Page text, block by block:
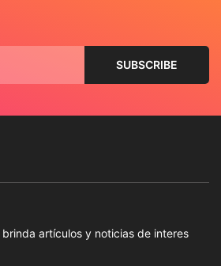
artículos y noticias de interes